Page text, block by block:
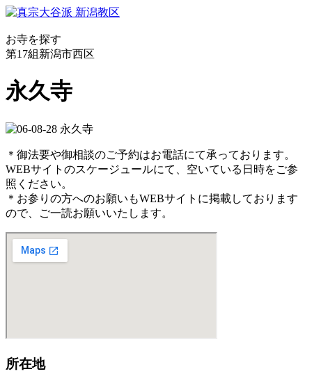
お寺を探す
第17組新潟市西区
永久寺
＊御法要や御相談のご予約はお電話にて承っております。
WEBサイトのスケージュールにて、空いている日時をご参
照ください。
＊お参りの方へのお願いもWEBサイトに掲載しております
ので、ご一読お願いいたします。
所在地